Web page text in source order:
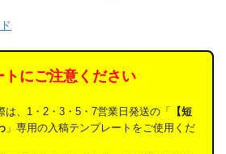
トにご注意ください
は、1・2・3・5・7営業日発送の「
【短
」専用の入稿テンプレートをご使用くだ